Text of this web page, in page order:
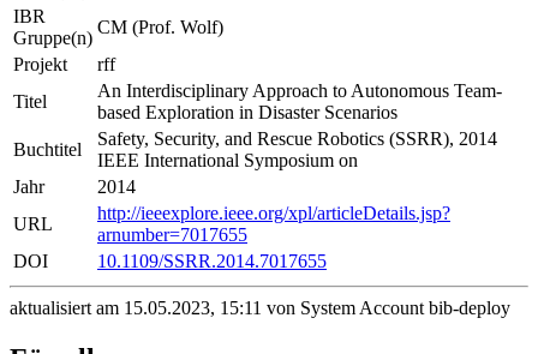
IBR
Gruppe(n)
CM (Prof. Wolf)
Projekt
rff
Titel
An Interdisciplinary Approach to Autonomous Team-
based Exploration in Disaster Scenarios
Buchtitel
Safety, Security, and Rescue Robotics (SSRR), 2014
IEEE International Symposium on
Jahr
2014
URL
http://ieeexplore.ieee.org/xpl/articleDetails.jsp?
arnumber=7017655
DOI
10.1109/SSRR.2014.7017655
aktualisiert am 15.05.2023, 15:11 von System Account bib-deploy